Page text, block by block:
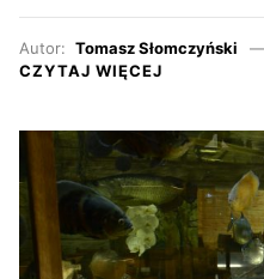
Autor: Tomasz Słomczyński
CZYTAJ WIĘCEJ